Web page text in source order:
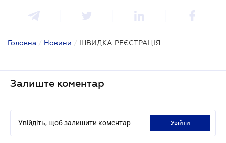
Головна / Новини / ШВИДКА РЕЄСТРАЦІЯ
Залиште коментар
Увійдіть, щоб залишити коментар увійти